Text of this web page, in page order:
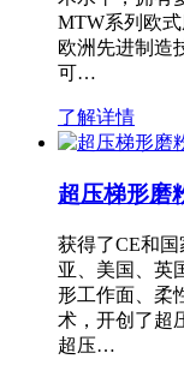
MTW系列欧
欧洲先进制造
可…
了解详情
超压梯形磨
获得了CE和
亚、美国、英
形工作面、柔
术，开创了超
超压…